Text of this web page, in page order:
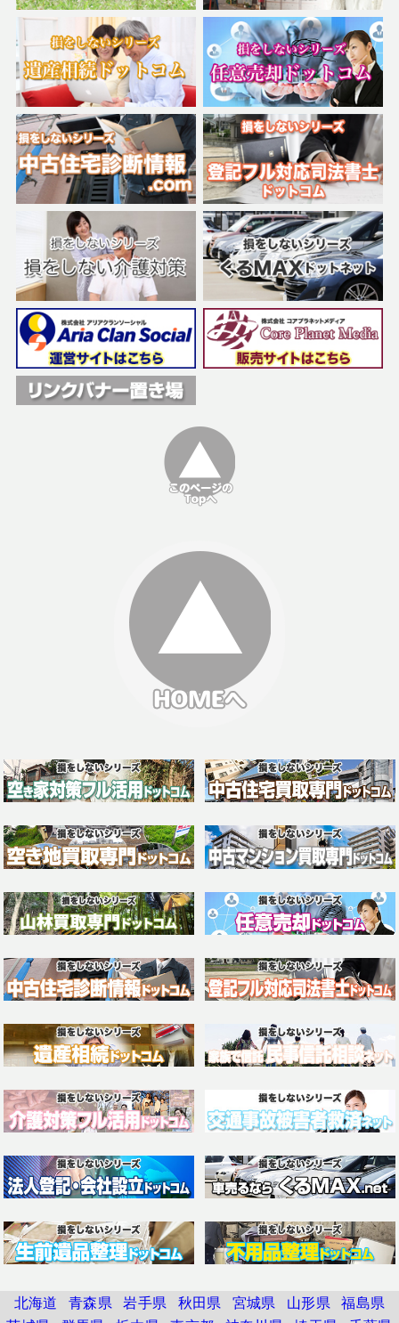
北海道 青森県 岩手県 秋田県 宮城県 山形県 福島県